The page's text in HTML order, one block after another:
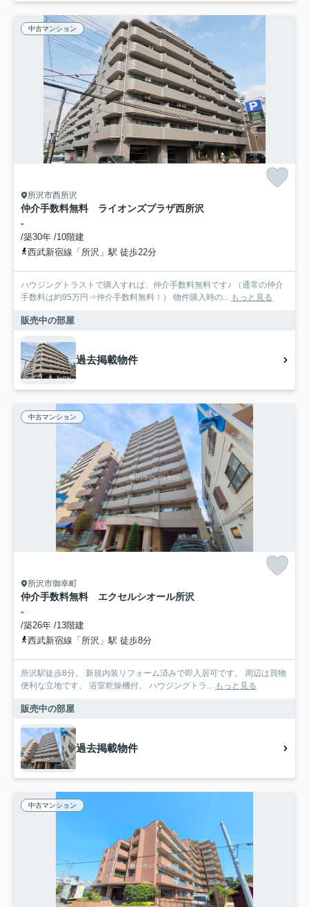
中古マンション
所沢市西所沢
仲介手数料無料 ライオンズプラザ西所沢
-
/築30年 /10階建
西武新宿線「所沢」駅 徒歩22分
ハウジングトラストで購入すれば、仲介手数料無料です♪ （通常の仲介
手数料は約95万円⇒仲介手数料無料！） 物件購入時の... もっと見る
販売中の部屋
過去掲載物件
中古マンション
所沢市御幸町
仲介手数料無料 エクセルシオール所沢
-
/築26年 /13階建
西武新宿線「所沢」駅 徒歩8分
所沢駅徒歩8分。 新規内装リフォーム済みで即入居可です。 周辺は買物
便利な立地です。 浴室乾燥機付。 ハウジングトラ... もっと見る
販売中の部屋
過去掲載物件
中古マンション